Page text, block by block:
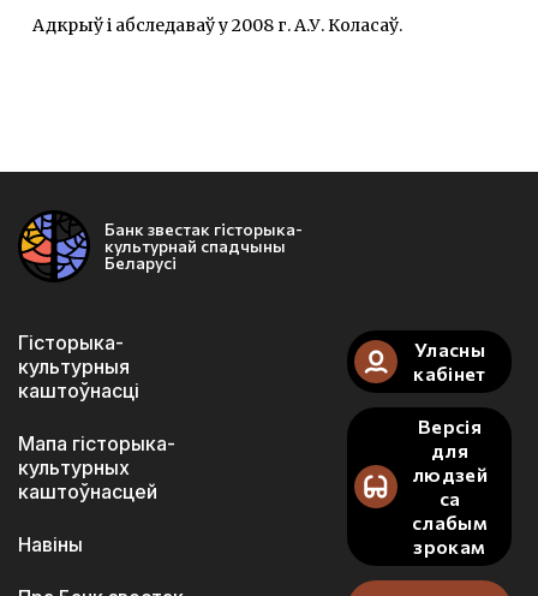
Адкрыў і абследаваў у 2008 г. А.У. Коласаў.
Банк звестак гісторыка-
культурнай спадчыны
Беларусі
Гісторыка-
культурныя
каштоўнасці
Мапа гісторыка-
культурных
каштоўнасцей
Навіны
Уласны
кабінет
Версія
для
людзей
са
слабым
зрокам